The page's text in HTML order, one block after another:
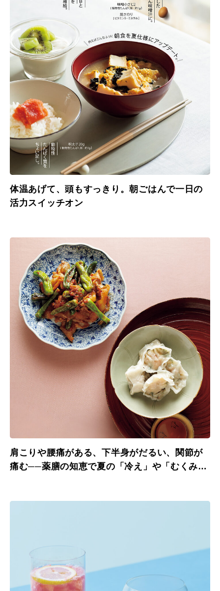
体温あげて、頭もすっきり。朝ごはんで一日の
活力スイッチオン
肩こりや腰痛がある、下半身がだるい、関節が
痛む──薬膳の知恵で夏の「冷え」や「むくみ」